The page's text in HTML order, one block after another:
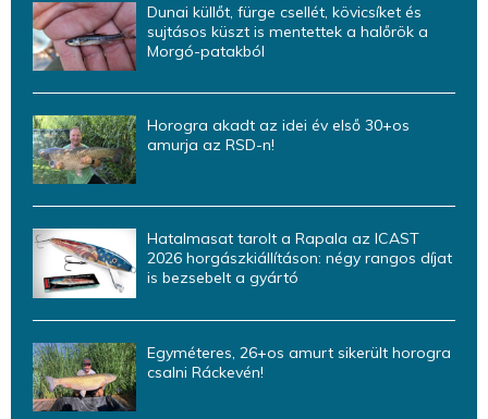
Dunai küllőt, fürge csellét, kövicsíket és
sujtásos küszt is mentettek a halőrök a
Morgó-patakból
Horogra akadt az idei év első 30+os
amurja az RSD-n!
Hatalmasat tarolt a Rapala az ICAST
2026 horgászkiállításon: négy rangos díjat
is bezsebelt a gyártó
Egyméteres, 26+os amurt sikerült horogra
csalni Ráckevén!